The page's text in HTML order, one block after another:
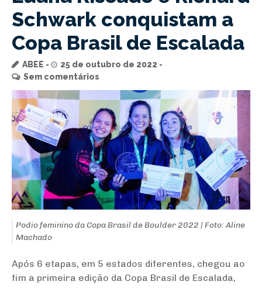
Schwark conquistam a
Copa Brasil de Escalada
ABEE
25 de outubro de 2022
Sem comentários
Podio feminino da Copa Brasil de Boulder 2022 | Foto: Aline
Machado
Após 6 etapas, em 5 estados diferentes, chegou ao
fim a primeira edição da Copa Brasil de Escalada,